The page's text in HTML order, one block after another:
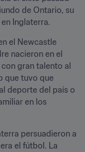
de Ontario, su
Inglaterra.
el Newcastle
nacieron en el
gran talento al
que tuvo que
deporte del país o
persuadieron a
el fútbol. La